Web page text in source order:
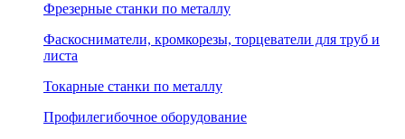
Фрезерные станки по металлу
Фаскосниматели, кромкорезы, торцеватели для труб и
листа
Токарные станки по металлу
Профилегибочное оборудование